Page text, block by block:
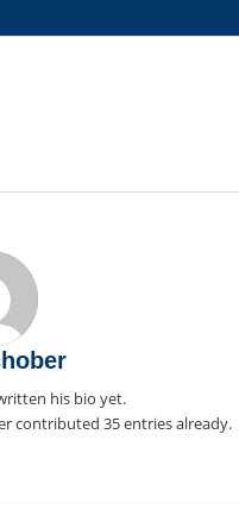
his bio yet.
contributed 35 entries already.